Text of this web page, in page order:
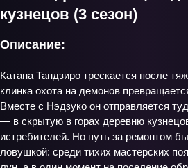
кузнецов (3 сезон)
Описание:
Катана Тандзиро трескается после
клинка охота на демонов
Вместе с Нэдзуко он отправляется
— в скрытую в горах деревню
истребителей. Но путь за ремонтом
ловушкой: среди тихих мастерских